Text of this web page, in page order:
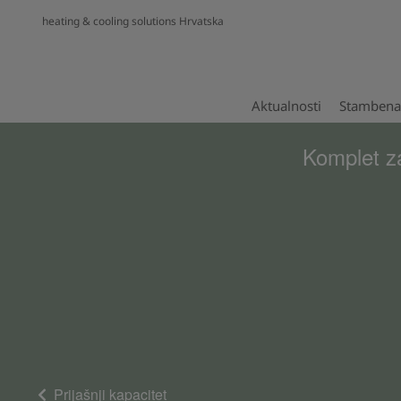
heating & cooling solutions Hrvatska
Aktualnosti
Komplet
Prijašnji kapacitet